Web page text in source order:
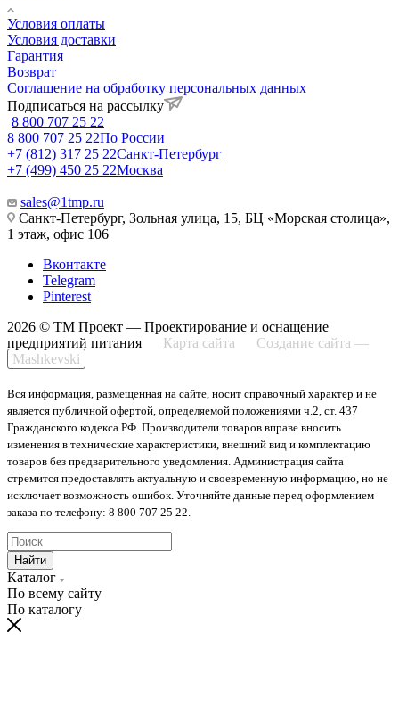
Условия оплаты
Условия доставки
Гарантия
Возврат
Соглашение на обработку персональных данных
Подписаться на рассылку
8 800 707 25 22
8 800 707 25 22По России
+7 (812) 317 25 22Санкт-Петербург
+7 (499) 450 25 22Москва
sales@1tmp.ru
Санкт-Петербург, Зольная улица, 15, БЦ «Морская столица»,
1 этаж, офис 106
Вконтакте
Telegram
Pinterest
2026 © ТМ Проект — Проектирование и оснащение
предприятий питания
Карта сайта
Создание сайта —
Mashkevski
Вся информация, размещенная на сайте, носит справочный характер и не
является публичной офертой, определяемой положениями ч.2, ст. 437
Гражданского кодекса РФ. Производители товаров вправе вносить
изменения в технические характеристики, внешний вид и комплектацию
товаров без предварительного уведомления. Администрация сайта
стремится предоставлять актуальную и своевременную информацию, но не
исключает возможность ошибок. Уточняйте данные перед оформлением
заказа по телефону: 8 800 707 25 22.
Найти
Каталог
По всему сайту
По каталогу